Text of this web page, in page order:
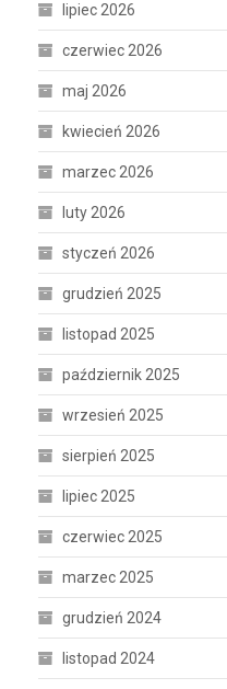
lipiec 2026
czerwiec 2026
maj 2026
kwiecień 2026
marzec 2026
luty 2026
styczeń 2026
grudzień 2025
listopad 2025
październik 2025
wrzesień 2025
sierpień 2025
lipiec 2025
czerwiec 2025
marzec 2025
grudzień 2024
listopad 2024